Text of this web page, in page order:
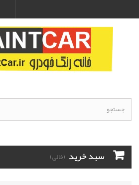
سبد خرید (خالی)